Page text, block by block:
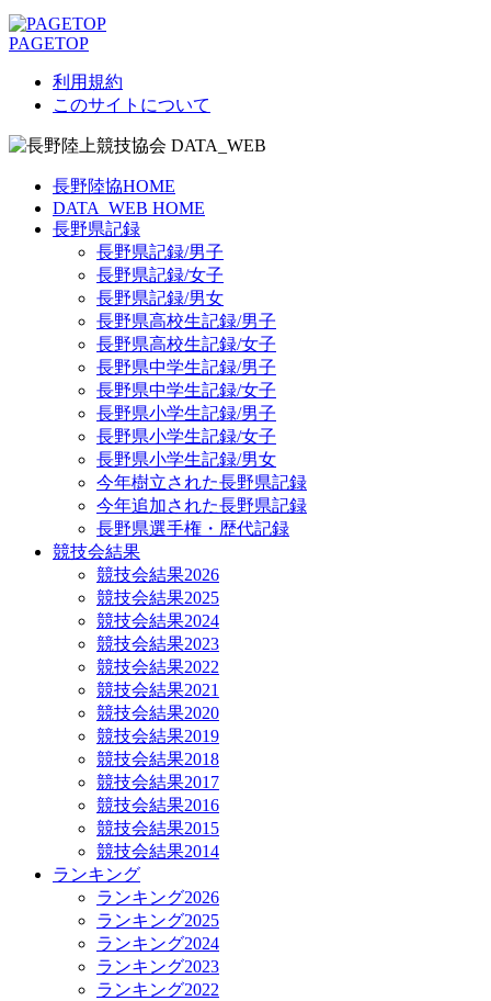
PAGETOP
利用規約
このサイトについて
長野陸協HOME
DATA_WEB HOME
長野県記録
長野県記録/男子
長野県記録/女子
長野県記録/男女
長野県高校生記録/男子
長野県高校生記録/女子
長野県中学生記録/男子
長野県中学生記録/女子
長野県小学生記録/男子
長野県小学生記録/女子
長野県小学生記録/男女
今年樹立された長野県記録
今年追加された長野県記録
長野県選手権・歴代記録
競技会結果
競技会結果2026
競技会結果2025
競技会結果2024
競技会結果2023
競技会結果2022
競技会結果2021
競技会結果2020
競技会結果2019
競技会結果2018
競技会結果2017
競技会結果2016
競技会結果2015
競技会結果2014
ランキング
ランキング2026
ランキング2025
ランキング2024
ランキング2023
ランキング2022